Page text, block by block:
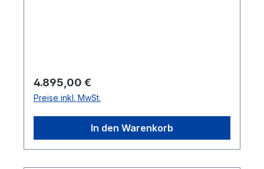
aus unserer eigenen Goldschmiede. Die
Schienenbreite verläuft von 10,4 auf 6,4
mm. Das Gewicht des Rings beträgt 12,7 g.
Regulärer Preis:
4.895,00 €
Preise inkl. MwSt.
In den Warenkorb